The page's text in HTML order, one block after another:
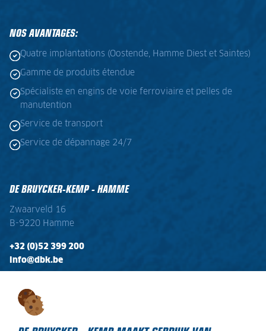
NOS AVANTAGES:
Quatre implantations (Oostende, Hamme Diest et Saintes)
Gamme de produits étendue
Spécialiste en engins de voie ferroviaire et pelles de
manutention
Service de transport
Service de dépannage 24/7
DE BRUYCKER-KEMP - HAMME
Zwaarveld 16
B-9220 Hamme
+32 (0)52 399 200
info@dbk.be
Ma - Vr: